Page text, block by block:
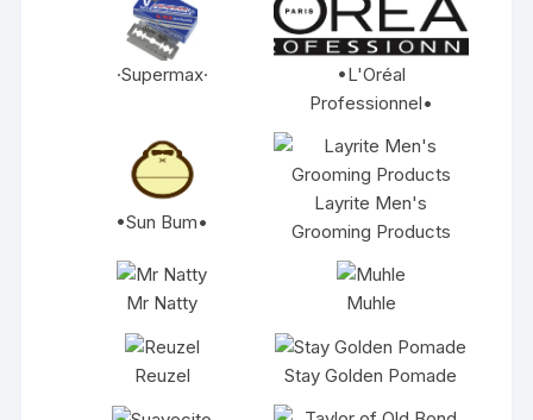
·Supermax·
•L'Oréal
Professionnel•
•Sun Bum•
Layrite Men's
Grooming Products
Mr Natty Muhle
Reuzel Stay Golden Pomade